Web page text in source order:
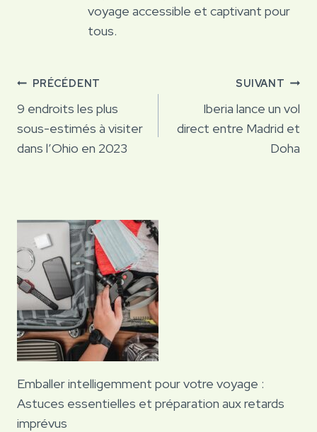
voyage accessible et captivant pour
tous.
Navigation
de
l’article
PRÉCÉDENT
9 endroits les plus
sous-estimés à visiter
dans l’Ohio en 2023
SUIVANT
Iberia lance un vol
direct entre Madrid et
Doha
Emballer intelligemment pour votre voyage :
Astuces essentielles et préparation aux retards
imprévus